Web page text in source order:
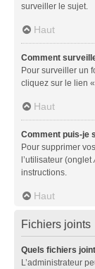
surveiller le sujet.
Haut
Comment
Pour surveiller un
cliquez sur le lien
Haut
Comment puis-je
Pour supprimer
l’utilisateur (onglet
instructions.
Haut
Fichiers joints
Quels fichiers
L’administrateur